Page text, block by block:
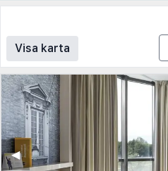
Visa karta
◀︎